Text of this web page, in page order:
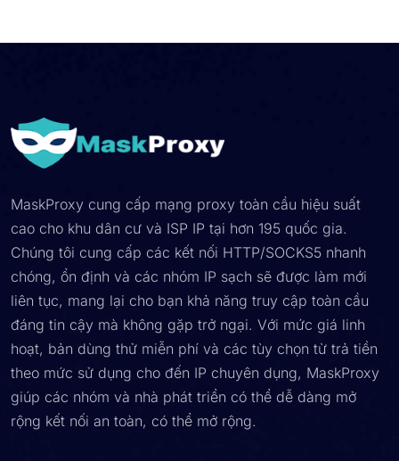
MaskProxy cung cấp mạng proxy toàn cầu hiệu suất
cao cho khu dân cư và ISP IP tại hơn 195 quốc gia.
Chúng tôi cung cấp các kết nối HTTP/SOCKS5 nhanh
chóng, ổn định và các nhóm IP sạch sẽ được làm mới
liên tục, mang lại cho bạn khả năng truy cập toàn cầu
đáng tin cậy mà không gặp trở ngại. Với mức giá linh
hoạt, bản dùng thử miễn phí và các tùy chọn từ trả tiền
theo mức sử dụng cho đến IP chuyên dụng, MaskProxy
giúp các nhóm và nhà phát triển có thể dễ dàng mở
rộng kết nối an toàn, có thể mở rộng.